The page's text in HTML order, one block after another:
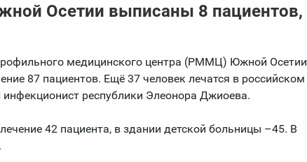
Осетии выписаны 8 пациентов,
медицинского центра (РММЦ) Южной Осетии
87 пациентов. Ещё 37 человек лечатся в российском
республики Элеонора Джиоева.
42 пациента, в здании детской больницы –45. В